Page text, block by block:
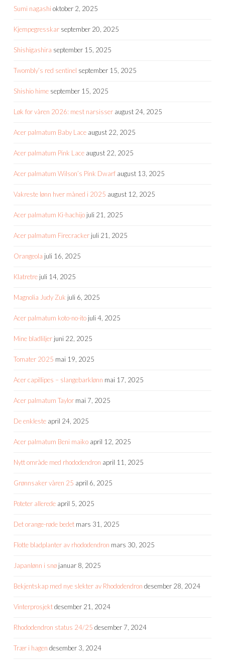
Sumi nagashi oktober 2, 2025
Kjempegresskar september 20, 2025
Shishigashira september 15, 2025
Twombly’s red sentinel september 15, 2025
Shishio hime september 15, 2025
Løk for våren 2026: mest narsisser august 24, 2025
Acer palmatum Baby Lace august 22, 2025
Acer palmatum Pink Lace august 22, 2025
Acer palmatum Wilson’s Pink Dwarf august 13, 2025
Vakreste lønn hver måned i 2025 august 12, 2025
Acer palmatum Ki-hachijo juli 21, 2025
Acer palmatum Firecracker juli 21, 2025
Orangeola juli 16, 2025
Klatretre juli 14, 2025
Magnolia Judy Zuk juli 6, 2025
Acer palmatum koto-no-ito juli 4, 2025
Mine bladliljer juni 22, 2025
Tomater 2025 mai 19, 2025
Acer capillipes – slangebarklønn mai 17, 2025
Acer palmatum Taylor mai 7, 2025
De enkleste april 24, 2025
Acer palmatum Beni maiko april 12, 2025
Nytt område med rhododendron april 11, 2025
Grønnsaker våren 25 april 6, 2025
Poteter allerede april 5, 2025
Det orange-røde bedet mars 31, 2025
Flotte bladplanter av rhododendron mars 30, 2025
Japanlønn i snø januar 8, 2025
Bekjentskap med nye slekter av Rhododendron desember 28, 2024
Vinterprosjektdesember 21, 2024
Rhododendron status 24/25 desember 7, 2024
Trær i hagen desember 3, 2024